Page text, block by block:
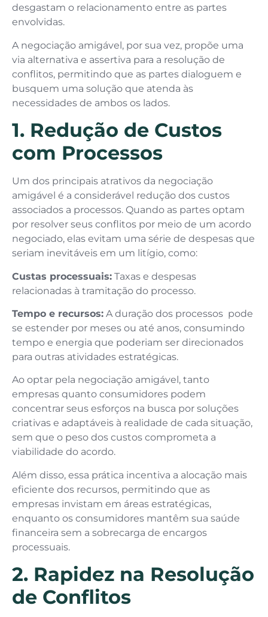
desgastam o relacionamento entre as partes
envolvidas.
A negociação amigável, por sua vez, propõe uma
via alternativa e assertiva para a resolução de
conflitos, permitindo que as partes dialoguem e
busquem uma solução que atenda às
necessidades de ambos os lados.
1. Redução de Custos
com Processos
Um dos principais atrativos da negociação
amigável é a considerável redução dos custos
associados a processos. Quando as partes optam
por resolver seus conflitos por meio de um acordo
negociado, elas evitam uma série de despesas que
seriam inevitáveis em um litígio, como:
Custas processuais: Taxas e despesas
relacionadas à tramitação do processo.
Tempo e recursos: A duração dos processos pode
se estender por meses ou até anos, consumindo
tempo e energia que poderiam ser direcionados
para outras atividades estratégicas.
Ao optar pela negociação amigável, tanto
empresas quanto consumidores podem
concentrar seus esforços na busca por soluções
criativas e adaptáveis à realidade de cada situação,
sem que o peso dos custos comprometa a
viabilidade do acordo.
Além disso, essa prática incentiva a alocação mais
eficiente dos recursos, permitindo que as
empresas invistam em áreas estratégicas,
enquanto os consumidores mantêm sua saúde
financeira sem a sobrecarga de encargos
processuais.
2. Rapidez na Resolução
de Conflitos